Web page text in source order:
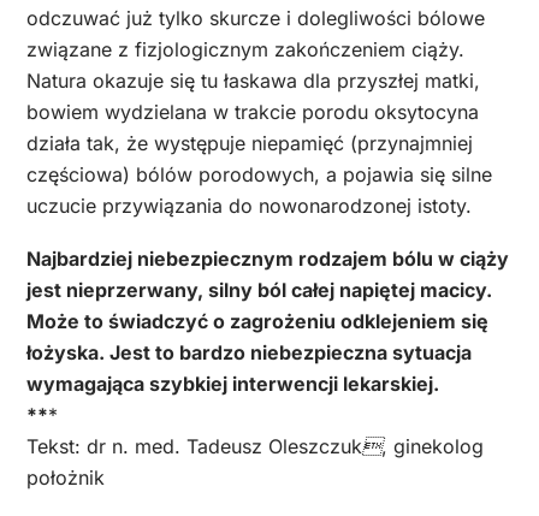
odczuwać już tylko skurcze i dolegliwości bólowe
związane z fizjologicznym zakończeniem ciąży.
Natura okazuje się tu łaskawa dla przyszłej matki,
bowiem wydzielana w trakcie porodu oksytocyna
działa tak, że występuje niepamięć (przynajmniej
częściowa) bólów porodowych, a pojawia się silne
uczucie przywiązania do nowonarodzonej istoty.
Najbardziej niebezpiecznym rodzajem bólu w ciąży
jest nieprzerwany, silny ból całej napiętej macicy.
Może to świadczyć o zagrożeniu odklejeniem się
łożyska. Jest to bardzo niebezpieczna sytuacja
wymagająca szybkiej interwencji lekarskiej.
***
Tekst: dr n. med. Tadeusz Oleszczuk, ginekolog
położnik